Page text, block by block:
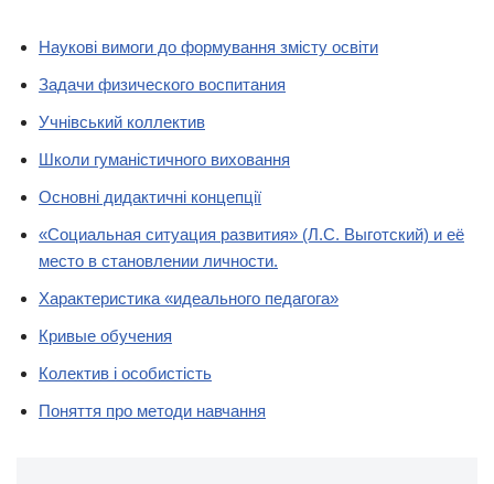
Наукові вимоги до формування змісту освіти
Задачи физического воспитания
Учнівський коллектив
Школи гуманістичного виховання
Основні дидактичні концепції
«Социальная ситуация развития» (Л.С. Выготский) и её
место в становлении личности.
Характеристика «идеального педагога»
Кривые обучения
Колектив і особистість
Поняття про методи навчання